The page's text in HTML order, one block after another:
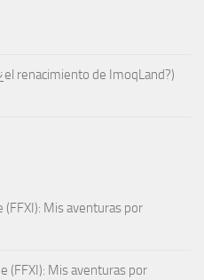
renacimiento de ImoqLand?)
(FFXI): Mis aventuras por
(FFXI): Mis aventuras por